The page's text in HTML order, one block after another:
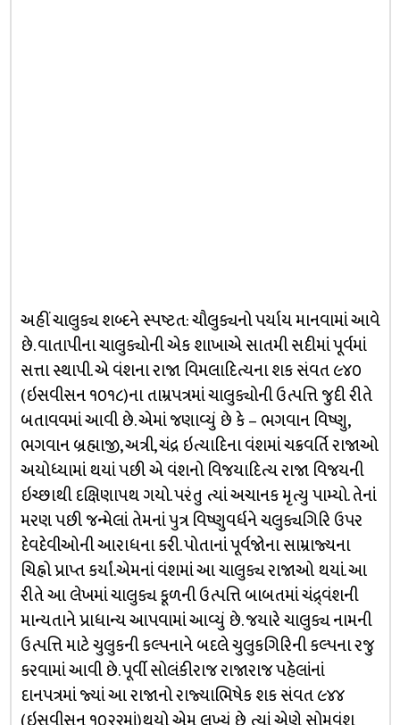
અહીં ચાલુક્ય શબ્દને સ્પષ્ટત: ચૌલુક્યનો પર્યાય માનવામાં આવે
છે. વાતાપીના ચાલુક્યોની એક શાખાએ સાતમી સદીમાં પૂર્વમાં
સત્તા સ્થાપી. એ વંશના રાજા વિમલાદિત્યના શક સંવત ૯૪૦
(ઇસવીસન ૧૦૧૮)ના તામ્રપત્રમાં ચાલુક્યોની ઉત્પત્તિ જુદી રીતે
બતાવવમાં આવી છે. એમાં જણાવ્યું છે કે – ભગવાન વિષ્ણુ,
ભગવાન બ્રહ્માજી, અત્રી, ચંદ્ર ઇત્યાદિના વંશમાં ચક્રવર્તિ રાજાઓ
અયોધ્યામાં થયાં પછી એ વંશનો વિજયાદિત્ય રાજા વિજયની
ઇચ્છાથી દક્ષિણાપથ ગયો. પરંતુ ત્યાં અચાનક મૃત્યુ પામ્યો. તેનાં
મરણ પછી જન્મેલાં તેમનાં પુત્ર વિષ્ણુવર્ધને ચલુક્યગિરિ ઉપર
દેવદેવીઓની આરાધના કરી. પોતાનાં પૂર્વજોના સામ્રાજ્યના
ચિહ્નો પ્રાપ્ત કર્યાં.એમનાં વંશમાં આ ચાલુક્ય રાજાઓ થયાં. આ
રીતે આ લેખમાં ચાલુક્ય કૂળની ઉત્પત્તિ બાબતમાં ચંદ્ર્વંશની
માન્યતાને પ્રાધાન્ય આપવામાં આવ્યું છે. જયારે ચાલુક્ય નામની
ઉત્પત્તિ માટે ચુલુકની કલ્પનાને બદલે ચુલુકગિરિની કલ્પના રજુ
કરવામાં આવી છે. પૂર્વી સોલંકીરાજ રાજારાજ પહેલાંનાં
દાનપત્રમાં જ્યાં આ રાજાનો રાજ્યાભિષેક શક સંવત ૯૪૪